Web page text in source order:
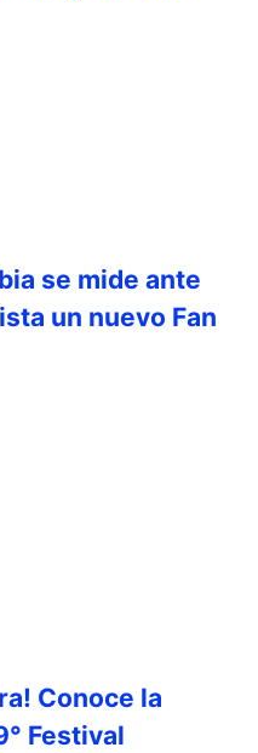
se mide ante
un nuevo Fan
Conoce la
Festival